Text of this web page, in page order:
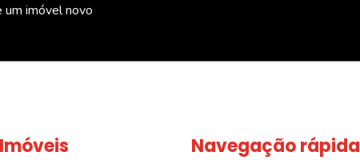
um imóvel novo
Navegação rápida